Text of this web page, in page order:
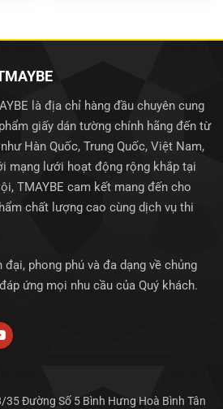
là địa chỉ hàng đầu chuyên cung
giấy dán tường chính hãng đến từ
Hàn Quốc, Trung Quốc, Việt Nam,
mạng lưới hoạt động rộng khắp tại
TMAYBE cam kết mang đến cho
chất lượng cao cùng dịch vụ thi
phong phú và đa dạng về chủng
ứng mọi nhu cầu của Quý khách.
35 Đường Số 5 Bình Hưng Hoà Bình Tân